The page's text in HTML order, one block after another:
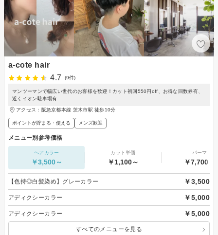
a-cote hair
4.7
(9件)
マンツーマンで幅広い世代のお客様を歓迎！カット初回550円off、お得な回数券有、
近くイオン駐車場有
アクセス：阪急京都本線 茨木市駅 徒歩10分
ポイントが貯まる・使える メンズ歓迎
メニュー別参考価格
ヘアカラー
￥3,500～
カット単価
￥1,100～
パーマ
￥7,700～
【色持◎白髪染め】グレーカラー ￥3,500
アディクシーカラー ￥5,000
アディクシーカラー ￥5,000
すべてのメニューを見る